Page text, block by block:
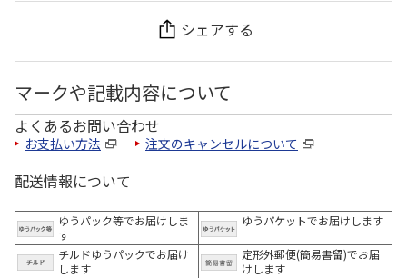
シェアする
マークや記載内容について
よくあるお問い合わせ
お支払い方法 注文のキャンセルについて
配送情報について
ゆうパック等でお届けしま
す
ゆうパケットでお届けします
チルドゆうパックでお届け
します
定形外郵便(簡易書留)でお届
けします